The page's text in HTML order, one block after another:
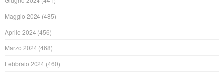
Maggio 2024 (485)
Aprile 2024 (456)
Marzo 2024 (468)
Febbraio 2024 (460)